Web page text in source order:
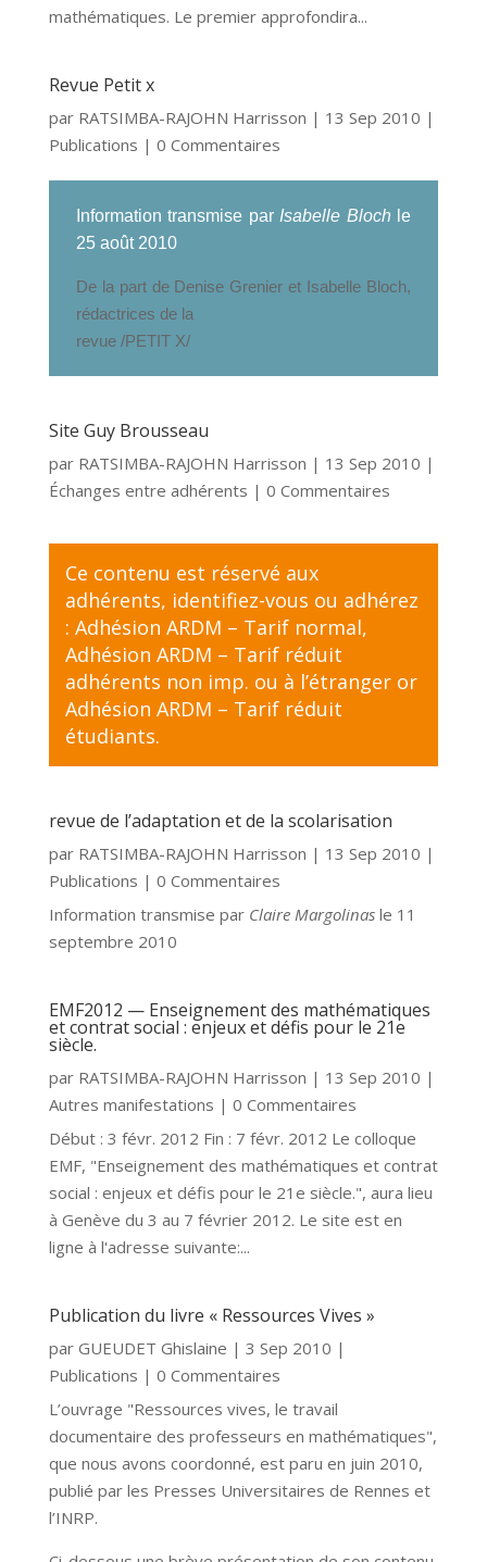
mathématiques. Le premier approfondira...
Revue Petit x
par RATSIMBA-RAJOHN Harrisson | 13 Sep 2010 |
Publications | 0 Commentaires
Information transmise par Isabelle Bloch le
25 août 2010
De la part de Denise Grenier et Isabelle Bloch,
rédactrices de la
revue /PETIT X/
Site Guy Brousseau
par RATSIMBA-RAJOHN Harrisson | 13 Sep 2010 |
Échanges entre adhérents | 0 Commentaires
Ce contenu est réservé aux
adhérents, identifiez-vous ou adhérez
: Adhésion ARDM – Tarif normal,
Adhésion ARDM – Tarif réduit
adhérents non imp. ou à l’étrangeror
Adhésion ARDM – Tarif réduit
étudiants.
revue de l’adaptation et de la scolarisation
par RATSIMBA-RAJOHN Harrisson | 13 Sep 2010 |
Publications | 0 Commentaires
Information transmise par Claire Margolinasle 11
septembre 2010
EMF2012 — Enseignement des mathématiques
et contrat social : enjeux et défis pour le 21e
siècle.
par RATSIMBA-RAJOHN Harrisson | 13 Sep 2010 |
Autres manifestations | 0 Commentaires
Début : 3 févr. 2012 Fin : 7 févr. 2012 Le colloque
EMF, "Enseignement des mathématiques et contrat
social : enjeux et défis pour le 21e siècle.", aura lieu
à Genève du 3 au 7 février 2012. Le site est en
ligne à l'adresse suivante:...
Publication du livre « Ressources Vives »
par GUEUDET Ghislaine | 3 Sep 2010 |
Publications | 0 Commentaires
L’ouvrage "Ressources vives, le travail
documentaire des professeurs en mathématiques",
que nous avons coordonné, est paru en juin 2010,
publié par les Presses Universitaires de Rennes et
l’INRP.